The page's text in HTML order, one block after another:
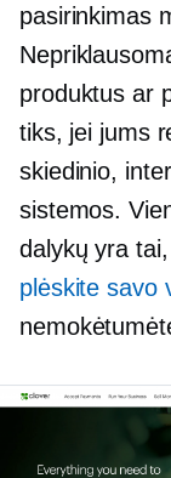
pasirinkimas
produktus ar
tiks, jei jums
skiedinio,
sistemos.
dalykų yra
plėskite savo